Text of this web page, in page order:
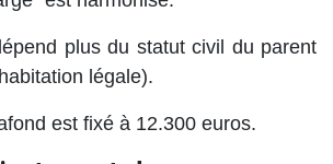
plus du statut civil du parent
légale).
est fixé à 12.300 euros.